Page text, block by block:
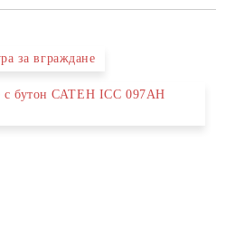
за вграждане
с бутон САТЕН ICC 097AH